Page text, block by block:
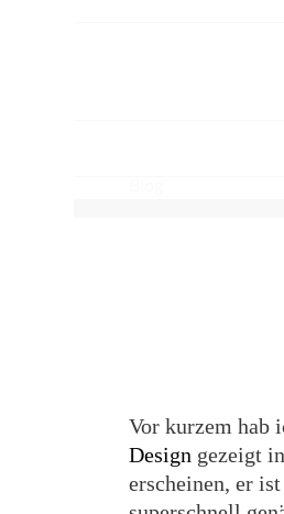
Vor kurzem hab
Design gezeigt
erscheinen, er